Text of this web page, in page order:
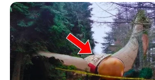
PRIX DE LA VILLE DE CABOURG
PRONOSTIC PMU 21-07-2023